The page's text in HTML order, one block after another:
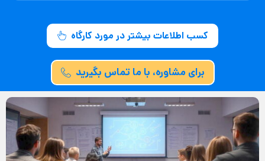
کسب اطلاعات بیشتر در مورد کارگاه
برای مشاوره، با ما تماس بگیرید